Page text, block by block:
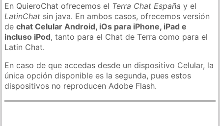
En QuieroChat ofrecemos el Terra Chat España y el
LatinChat sin java. En ambos casos, ofrecemos versión
dechat Celular Android, iOs para iPhone, iPad e
incluso iPod, tanto para el Chat de Terra como para el
Latin Chat.
En caso de que accedas desde un dispositivo Celular, la
única opción disponible es la segunda, pues estos
dispositivos no reproducen Adobe Flash.